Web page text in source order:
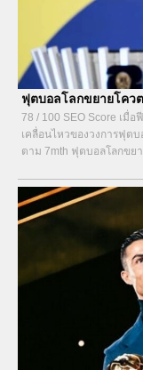
ฟุตบอลโลกขยายโคว
78 / 100 SEO Score เมื่
เคลื่อนไหวของวงการฟุตบ
ตาม 7mth ฟุตบอลโลกขยา
แนวทางใหม่ทั้งจากภายใ
ความเคลื่อนไหวแรงจากฟุ